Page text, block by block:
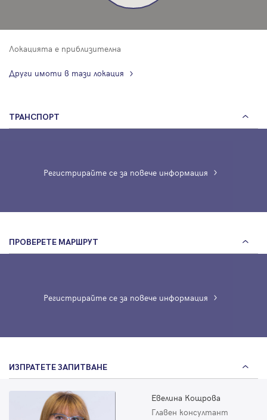
Локацията е приблизителна
Други имоти в тази локация
ТРАНСПОРТ
Регистрирайте се за повече информация
ПРОВЕРЕТЕ МАРШРУТ
Регистрирайте се за повече информация
ИЗПРАТЕТЕ ЗАПИТВАНЕ
Евелина Кощрова
Главен консултант